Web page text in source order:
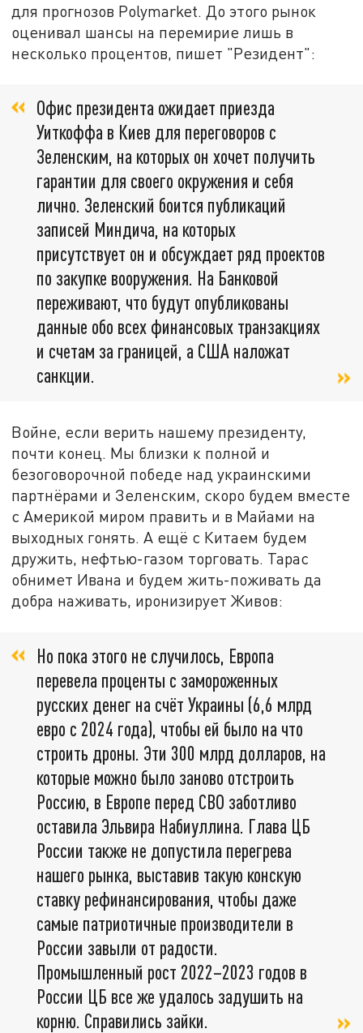
для прогнозов Polymarket. До этого рынок
оценивал шансы на перемирие лишь в
несколько процентов, пишет "Резидент":
Офис президента ожидает приезда
Уиткоффа в Киев для переговоров с
Зеленским, на которых он хочет получить
гарантии для своего окружения и себя
лично. Зеленский боится публикаций
записей Миндича, на которых
присутствует он и обсуждает ряд проектов
по закупке вооружения. На Банковой
переживают, что будут опубликованы
данные обо всех финансовых транзакциях
и счетам за границей, а США наложат
санкции.
Войне, если верить нашему президенту,
почти конец. Мы близки к полной и
безоговорочной победе над украинскими
партнёрами и Зеленским, скоро будем вместе
с Америкой миром править и в Майами на
выходных гонять. А ещё с Китаем будем
дружить, нефтью-газом торговать. Тарас
обнимет Ивана и будем жить-поживать да
добра наживать, иронизирует Живов:
Но пока этого не случилось, Европа
перевела проценты с замороженных
русских денег на счёт Украины (6,6 млрд
евро с 2024 года), чтобы ей было на что
строить дроны. Эти 300 млрд долларов, на
которые можно было заново отстроить
Россию, в Европе перед СВО заботливо
оставила Эльвира Набиуллина. Глава ЦБ
России также не допустила перегрева
нашего рынка, выставив такую конскую
ставку рефинансирования, чтобы даже
самые патриотичные производители в
России завыли от радости.
Промышленный рост 2022–2023 годов в
России ЦБ все же удалось задушить на
корню. Справились зайки.